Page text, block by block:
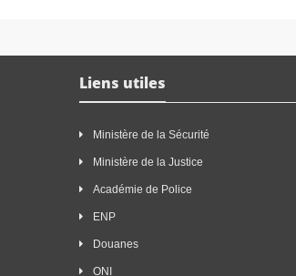
Liens utiles
Ministère de la Sécurité
Ministère de la Justice
Académie de Police
ENP
Douanes
ONI